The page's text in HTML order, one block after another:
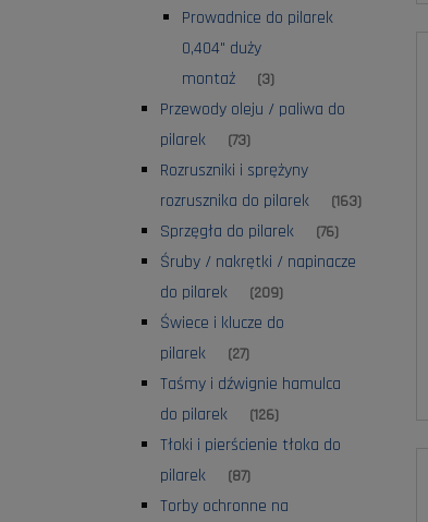
Prowadnice do pilarek
0,404" duży
montaż
(3)
Przewody oleju / paliwa do
pilarek
(73)
Rozruszniki i sprężyny
rozrusznika do pilarek
(163)
Sprzęgła do pilarek (76)
Śruby / nakrętki / napinacze
do pilarek
(209)
Świece i klucze do
pilarek
(27)
Taśmy i dźwignie hamulca
do pilarek
(126)
Tłoki i pierścienie tłoka do
pilarek
(87)
Torby ochronne na